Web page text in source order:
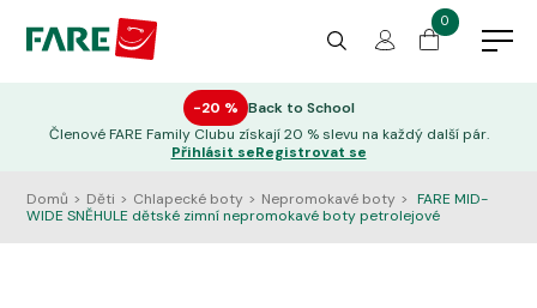
0
−20 % Back to School
Členové FARE Family Clubu získají 20 % slevu na každý další pár.
Přihlásit seRegistrovat se
Domů > Děti > Chlapecké boty > Nepromokavé boty > FARE MID-
WIDE SNĚHULE dětské zimní nepromokavé boty petrolejové